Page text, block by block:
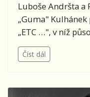
Luboše Andršta a
„Guma"
„ETC …", v níž
Číst dál